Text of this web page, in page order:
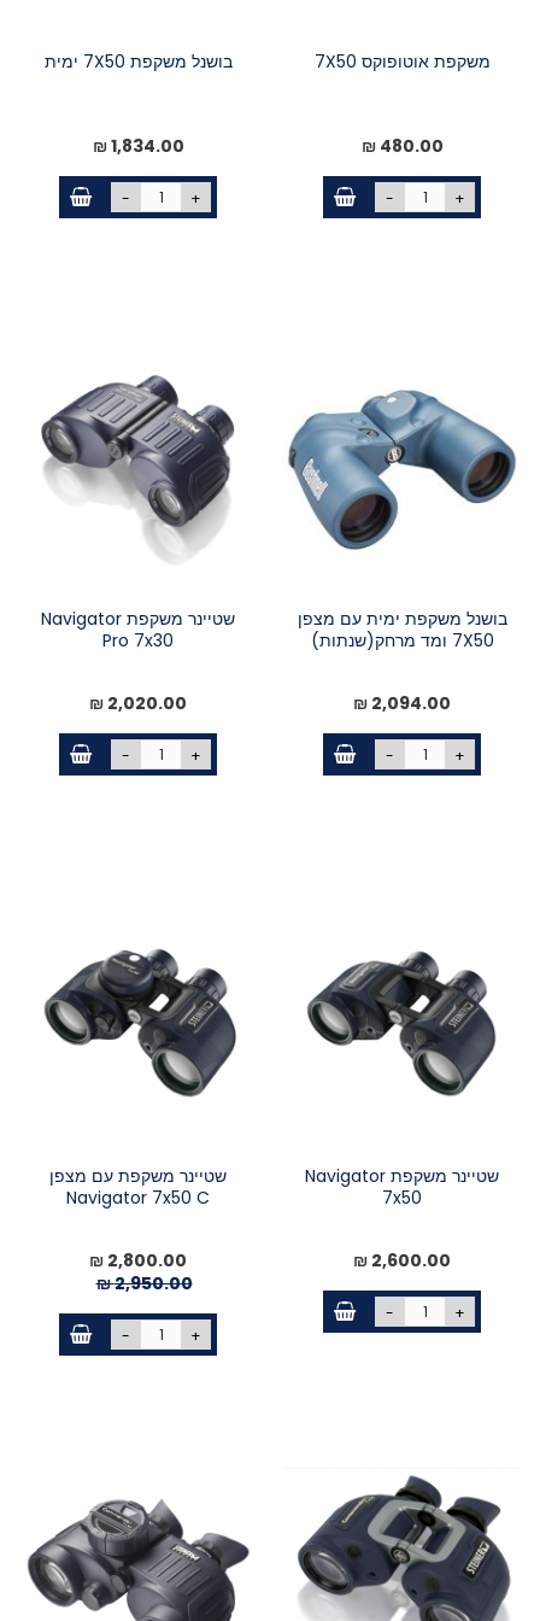
משקפת אוטופוקס 7X50
480.00 ₪
- +
בושנל משקפת 7X50 ימית
1,834.00 ₪
- +
בושנל משקפת ימית עם מצפן
7X50 ומד מרחק(שנתות)
2,094.00 ₪
- +
שטיינר משקפת Navigator
Pro 7x30
2,020.00 ₪
- +
שטיינר משקפת Navigator
7x50
2,600.00 ₪
- +
שטיינר משקפת עם מצפן
Navigator 7x50 C
מחיר
מיוחד
2,800.00 ₪
2,950.00 ₪
- +